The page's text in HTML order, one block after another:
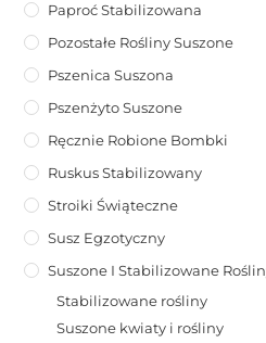
Paproć Stabilizowana
Pozostałe Rośliny Suszone
Pszenica Suszona
Pszenżyto Suszone
Ręcznie Robione Bombki
Ruskus Stabilizowany
Stroiki Świąteczne
Susz Egzotyczny
Suszone I Stabilizowane
Stabilizowane rośliny
Suszone kwiaty i rośliny